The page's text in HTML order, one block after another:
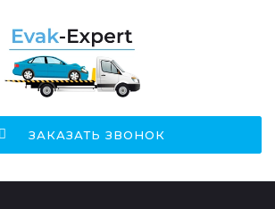
ЗАКАЗАТЬ ЗВОНОК